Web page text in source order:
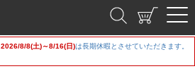
2026/8/8(土)～8/16(日)は長期休暇とさせていただきます。